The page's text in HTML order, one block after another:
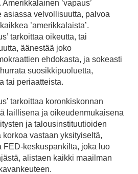
’vapaus’
asiassa velvollisuutta, palvoa
’amerikkalaista’.
tarkoittaa oikeutta, tai
äänestää joko
ehdokasta, ja sokeasti
suosikkipuoluetta,
tai periaatteista.
tarkoittaa koronkiskonnan
laillisena ja oikeudenmukaisena
ja talousinstituutioiden
vastaan yksityiseltä,
FED-keskuspankilta, joka luo
alistaen kaikki maailman